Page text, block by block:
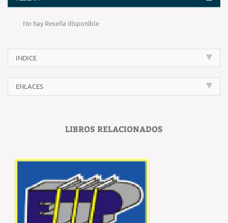
No hay Reseña disponible
INDICE
ENLACES
LIBROS RELACIONADOS